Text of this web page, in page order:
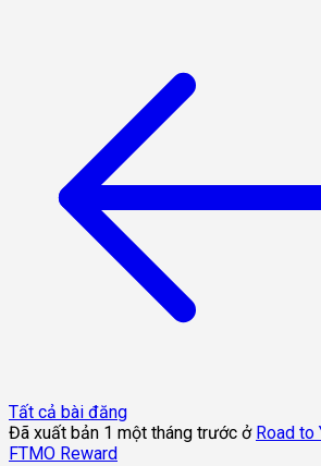
Tất cả bài đăng
Đã xuất bản 1 một tháng trước ở Road to
FTMO Reward